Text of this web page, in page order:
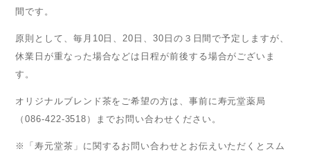
間です。
原則として、毎月10日、20日、30日の３日間で予定しますが、
休業日が重なった場合などは日程が前後する場合がございま
す。
オリジナルブレンド茶をご希望の方は、事前に寿元堂薬局
（086-422-3518）までお問い合わせください。
※「寿元堂茶」に関するお問い合わせとお伝えいただくとスム